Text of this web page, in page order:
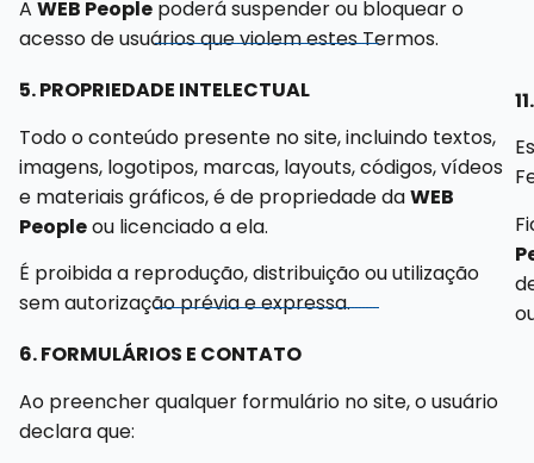
A WEB People poderá suspender ou bloquear o
acesso de usuários que violem estes Termos.
5. PROPRIEDADE INTELECTUAL
Todo o conteúdo presente no site, incluindo textos,
imagens, logotipos, marcas, layouts, códigos, vídeos
e materiais gráficos, é de propriedade daWEB
Peopleou licenciado a ela.
É proibida a reprodução, distribuição ou utilização
sem autorização prévia e expressa.
6. FORMULÁRIOS E CONTATO
Ao preencher qualquer formulário no site, o usuário
declara que: